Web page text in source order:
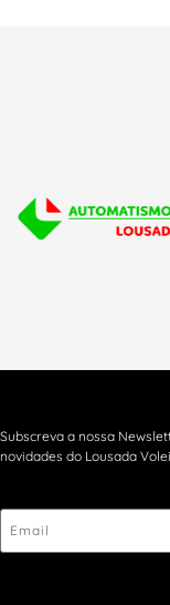
Subscreva a nossa
novidades do Lousada